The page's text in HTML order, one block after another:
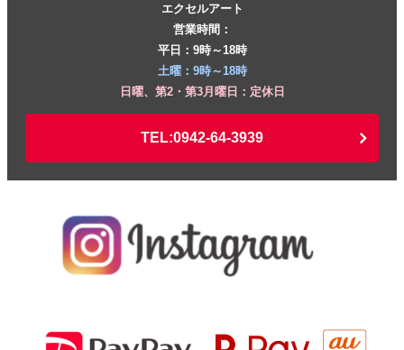
エクセルアート
営業時間：
平日：9時～18時
土曜：9時～18時
日曜、第2・第3月曜日：定休日
TEL:0942-64-3939